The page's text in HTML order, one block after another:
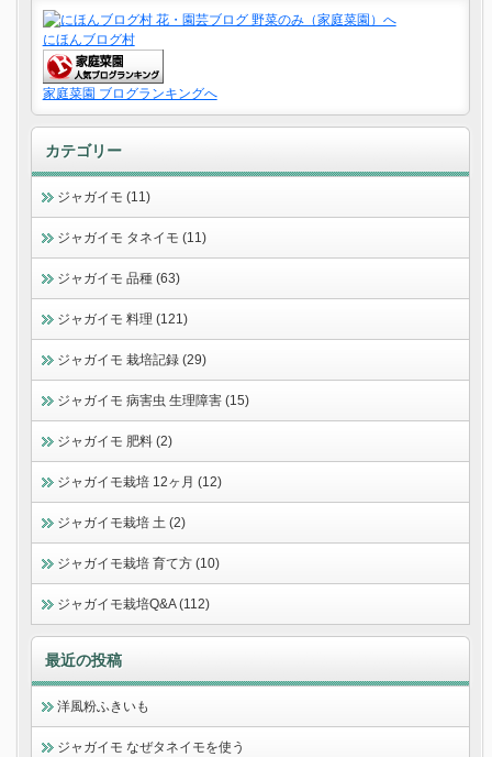
にほんブログ村
家庭菜園 ブログランキングへ
カテゴリー
ジャガイモ (11)
ジャガイモ タネイモ (11)
ジャガイモ 品種 (63)
ジャガイモ 料理 (121)
ジャガイモ 栽培記録 (29)
ジャガイモ 病害虫 生理障害 (15)
ジャガイモ 肥料 (2)
ジャガイモ栽培 12ヶ月 (12)
ジャガイモ栽培 土 (2)
ジャガイモ栽培 育て方 (10)
ジャガイモ栽培Q&A (112)
最近の投稿
洋風粉ふきいも
ジャガイモ なぜタネイモを使う